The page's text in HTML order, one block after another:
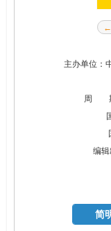
主办单位：
周 期
编
简